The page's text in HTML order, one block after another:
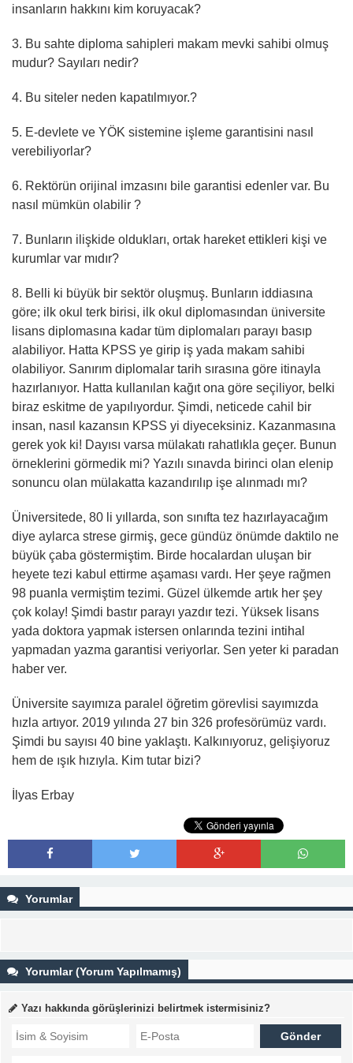
insanların hakkını kim koruyacak?
3. Bu sahte diploma sahipleri makam mevki sahibi olmuş
mudur? Sayıları nedir?
4. Bu siteler neden kapatılmıyor.?
5. E-devlete ve YÖK sistemine işleme garantisini nasıl
verebiliyorlar?
6. Rektörün orijinal imzasını bile garantisi edenler var. Bu
nasıl mümkün olabilir ?
7. Bunların ilişkide oldukları, ortak hareket ettikleri kişi ve
kurumlar var mıdır?
8. Belli ki büyük bir sektör oluşmuş. Bunların iddiasına
göre; ilk okul terk birisi, ilk okul diplomasından üniversite
lisans diplomasına kadar tüm diplomaları parayı basıp
alabiliyor. Hatta KPSS ye girip iş yada makam sahibi
olabiliyor. Sanırım diplomalar tarih sırasına göre itinayla
hazırlanıyor. Hatta kullanılan kağıt ona göre seçiliyor, belki
biraz eskitme de yapılıyordur. Şimdi, neticede cahil bir
insan, nasıl kazansın KPSS yi diyeceksiniz. Kazanmasına
gerek yok ki! Dayısı varsa mülakatı rahatlıkla geçer. Bunun
örneklerini görmedik mi? Yazılı sınavda birinci olan elenip
sonuncu olan mülakatta kazandırılıp işe alınmadı mı?
Üniversitede, 80 li yıllarda, son sınıfta tez hazırlayacağım
diye aylarca strese girmiş, gece gündüz önümde daktilo ne
büyük çaba göstermiştim. Birde hocalardan uluşan bir
heyete tezi kabul ettirme aşaması vardı. Her şeye rağmen
98 puanla vermiştim tezimi. Güzel ülkemde artık her şey
çok kolay! Şimdi bastır parayı yazdır tezi. Yüksek lisans
yada doktora yapmak istersen onlarında tezini intihal
yapmadan yazma garantisi veriyorlar. Sen yeter ki paradan
haber ver.
Üniversite sayımıza paralel öğretim görevlisi sayımızda
hızla artıyor. 2019 yılında 27 bin 326 profesörümüz vardı.
Şimdi bu sayısı 40 bine yaklaştı. Kalkınıyoruz, gelişiyoruz
hem de ışık hızıyla. Kim tutar bizi?
İlyas Erbay
Yorumlar
Yorumlar (Yorum Yapılmamış)
Yazı hakkında görüşlerinizi belirtmek istermisiniz?